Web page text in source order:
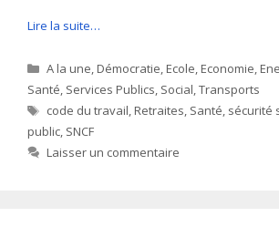
Lire la suite…
Catégories
A la une,Démocratie,Ecole,Economie,
Santé, Services Publics, Social,Transports
Étiquettes
code du travail,Retraites, Santé, sécurité
public, SNCF
Laisser un commentaire